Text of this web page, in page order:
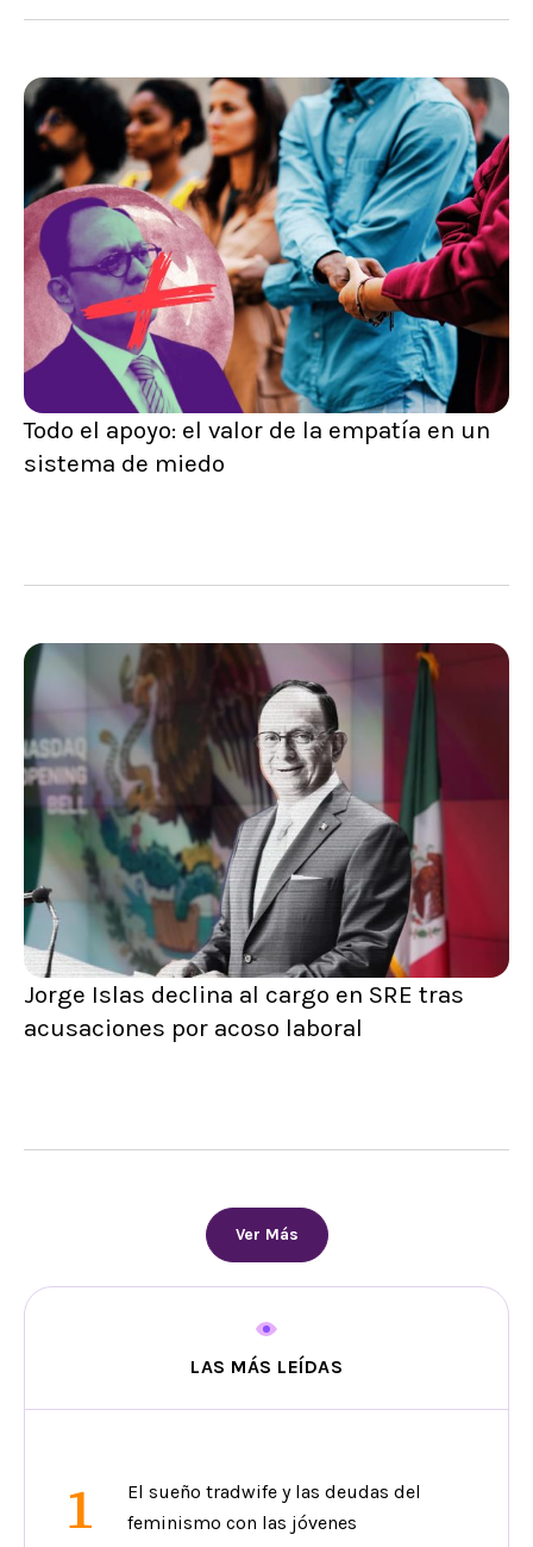
Todo el apoyo: el valor de la empatía en un
sistema de miedo
Jorge Islas declina al cargo en SRE tras
acusaciones por acoso laboral
Ver Más
LAS MÁS LEÍDAS
1
El sueño tradwife y las deudas del
feminismo con las jóvenes